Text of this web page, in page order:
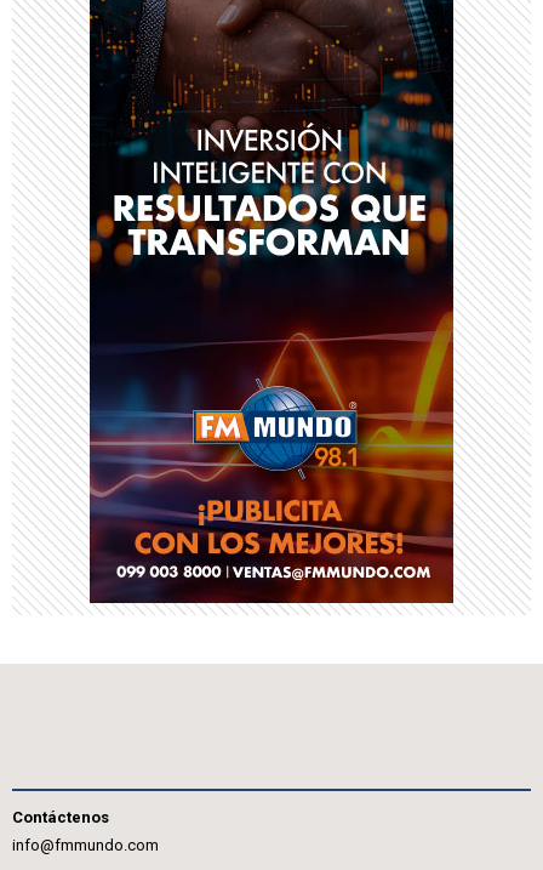
Contáctenos
info@fmmundo.com